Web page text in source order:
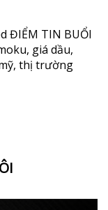
ĐIỂM TIN BUỔI
, giá dầu,
, thị trường